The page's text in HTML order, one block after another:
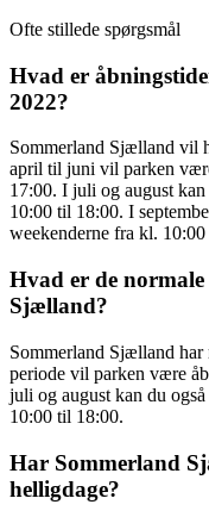
Ofte stillede spørgsmål
Hvad er
2022?
Sommerland Sjælland vil
april til juni vil parken
17:00. I juli og august
10:00 til 18:00. I
weekenderne fra kl.
Hvad er de
Sjælland?
Sommerland Sjælland
periode vil parken være
juli og august kan du
10:00 til 18:00.
Har Sommerland
helligdage?